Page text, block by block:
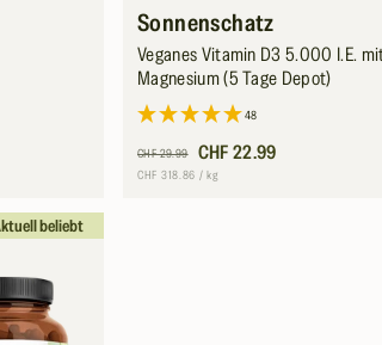
Sonnenschatz
Veganes Vitamin D3 5.000 I.E.
Magnesium (5 Tage Depot)
48
Normaler
Preis
CHF 29.99
VerkaufspreisCHF 22.99
Grundpreis
CHF 318.86 / pro
kg
Aktuell beliebt